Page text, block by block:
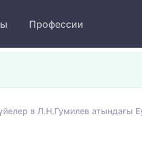
Профессии
в Л.Н.Гумилев атындағы